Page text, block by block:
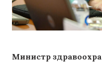
Министр